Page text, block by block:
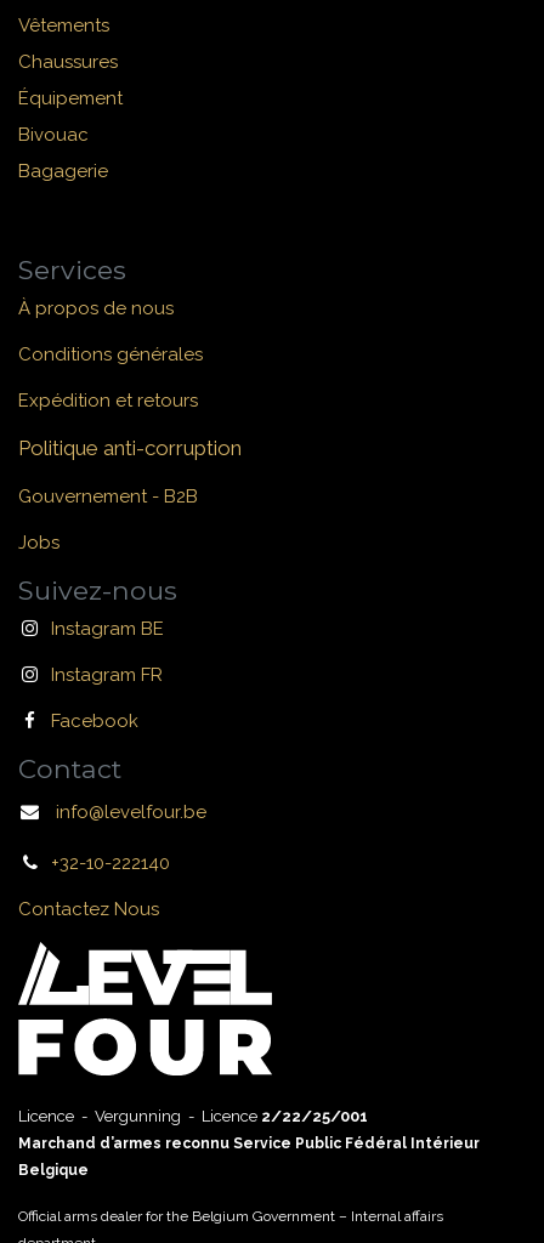
Vêtements
Chaussures
Équipement
Bivouac
Bagagerie
Services
À propos de nous
Conditions générales
Expédition et retours
Politique anti-corruption
Gouvernement - B2B
Jobs
Suivez-nous
Instagram BE
Instagram FR
Facebook
Contact
info@levelfour.be
+32-10-222140
Contactez Nous
Licence - Vergunning - Licence 2/22/25/001
Marchand d’armes reconnu Service Public Fédéral Intérieur
Belgique
Official arms dealer for the Belgium Government – Internal affairs